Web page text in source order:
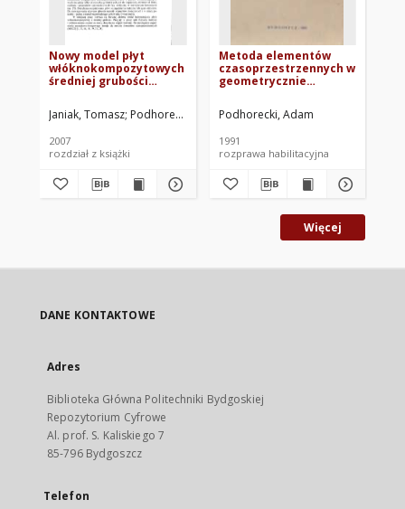
Nowy model płyt
włóknokompozytowych
średniej grubości
czasoprzestrzennych
Janiak, Tomasz Podhorecki, Adam Sawicki, Jerzy Ryszard. Red.
2007
rozdział z książki
Metoda elementów
czasoprzestrzennych w
geometrycznie
lepkosprężystości
Podhorecki, Adam
1991
rozprawa habilitacyjna
Więcej
DANE KONTAKTOWE
Adres
Biblioteka Główna Politechniki Bydgoskiej
Repozytorium Cyfrowe
Al. prof. S. Kaliskiego 7
85-796 Bydgoszcz
Telefon